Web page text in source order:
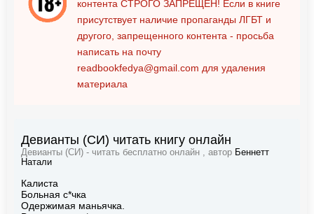
контента СТРОГО ЗАПРЕЩЕН! Если в книге
присутствует наличие пропаганды ЛГБТ и
другого, запрещенного контента - просьба
написать на почту
readbookfedya@gmail.com для удаления
материала
Девианты (СИ) читать книгу онлайн
Девианты (СИ) - читать бесплатно онлайн , автор Беннетт
Натали
Калиста
Больная с*чка
Одержимая маньячка.